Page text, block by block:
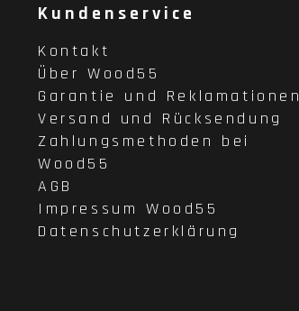
Kundenservice
Kontakt
Über Wood55
Garantie und Reklamationen
Versand und Rücksendung
Zahlungsmethoden bei
Wood55
AGB
Impressum Wood55
Datenschutzerklärung